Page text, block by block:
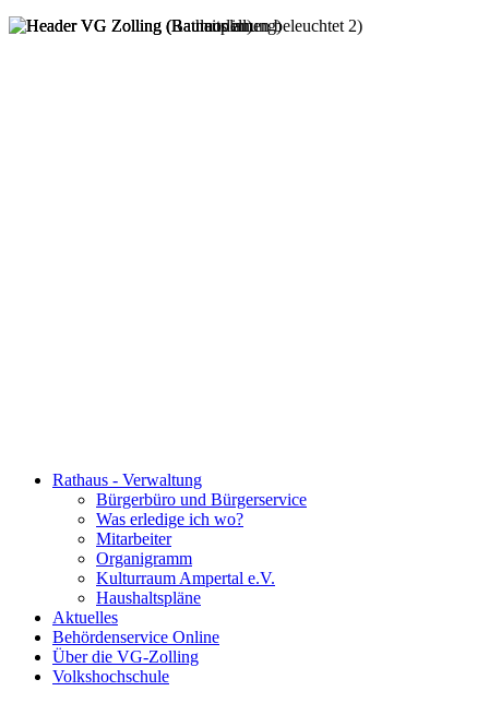
Rathaus - Verwaltung
Bürgerbüro und Bürgerservice
Was erledige ich wo?
Mitarbeiter
Organigramm
Kulturraum Ampertal e.V.
Haushaltspläne
Aktuelles
Behördenservice Online
Über die VG-Zolling
Volkshochschule